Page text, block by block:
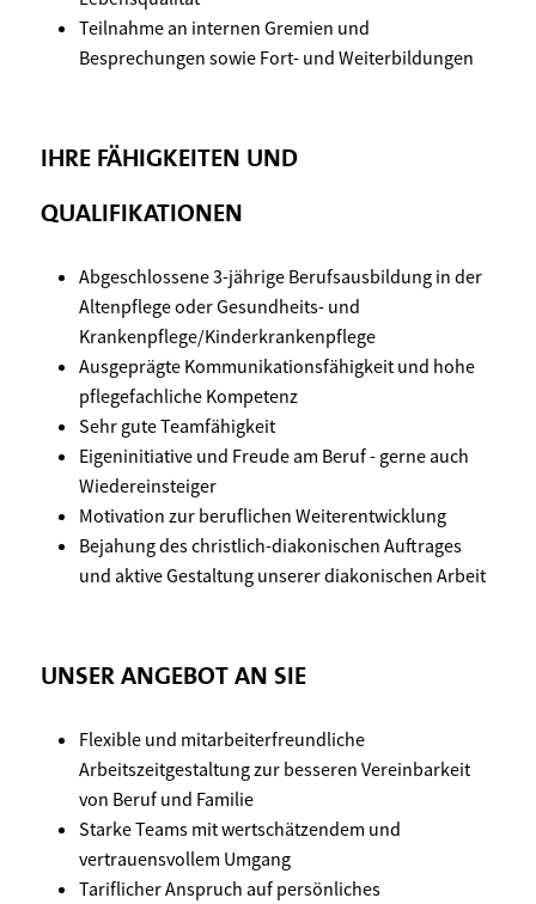
Teilnahme an internen Gremien und
Besprechungen sowie Fort- und Weiterbildungen
IHRE FÄHIGKEITEN UND
QUALIFIKATIONEN
Abgeschlossene 3-jährige Berufsausbildung in der
Altenpflege oder Gesundheits- und
Krankenpflege/Kinderkrankenpflege
Ausgeprägte Kommunikationsfähigkeit und hohe
pflegefachliche Kompetenz
Sehr gute Teamfähigkeit
Eigeninitiative und Freude am Beruf - gerne auch
Wiedereinsteiger
Motivation zur beruflichen Weiterentwicklung
Bejahung des christlich-diakonischen Auftrages
und aktive Gestaltung unserer diakonischen Arbeit
UNSER ANGEBOT AN SIE
Flexible und mitarbeiterfreundliche
Arbeitszeitgestaltung zur besseren Vereinbarkeit
von Beruf und Familie
Starke Teams mit wertschätzendem und
vertrauensvollem Umgang
Tariflicher Anspruch auf persönliches